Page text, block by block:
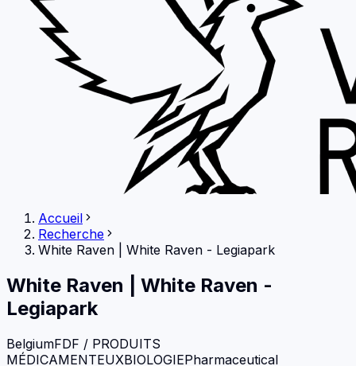
Accueil
Recherche
White Raven
White Raven - Legiapark
White Raven
White Raven -
Legiapark
BelgiumFDF / PRODUITS
MÉDICAMENTEUXBIOLOGIEPharmaceutical